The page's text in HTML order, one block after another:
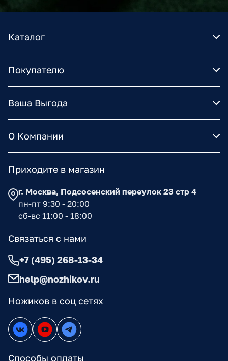
Каталог
Покупателю
Ваша Выгода
О Компании
Ножиков в соц сетях
Способы оплаты
Приходите в магазин
г. Москва, Подсосенский переулок 23 стр 4
пн-пт 9:30 - 20:00
сб-вс 11:00 - 18:00
Связаться с нами
+7 (495) 268-13-34
help@nozhikov.ru